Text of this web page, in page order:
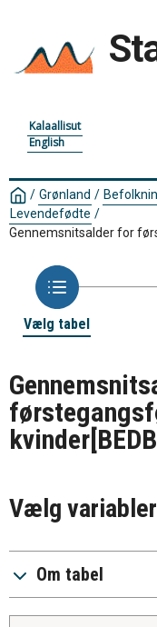
Kalaallisut
English
/ Grønland /
Levendefødte /
Gennemsnitsalder for
Vælg tabel
kvinder
Vælg variabler
Om tabel